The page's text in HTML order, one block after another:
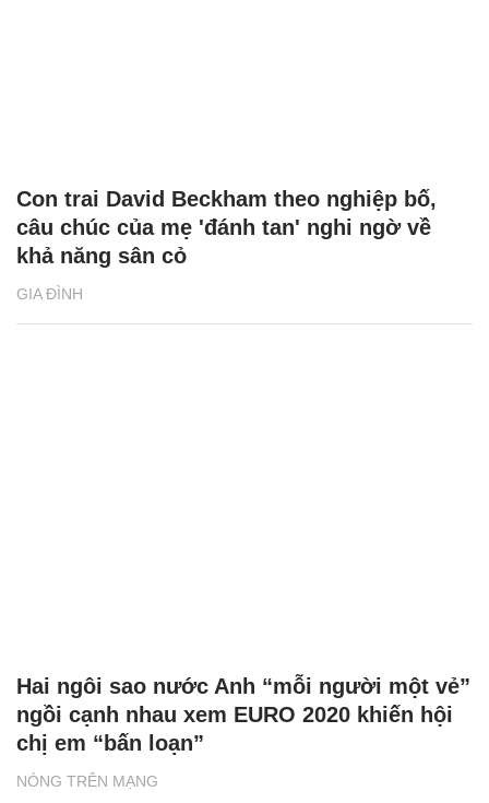
GIA ĐÌNH
Con trai David Beckham theo nghiệp bố,
câu chúc của mẹ 'đánh tan' nghi ngờ về
khả năng sân cỏ
NÓNG TRÊN MẠNG
Hai ngôi sao nước Anh “mỗi người một vẻ”
ngồi cạnh nhau xem EURO 2020 khiến hội
chị em “bấn loạn”